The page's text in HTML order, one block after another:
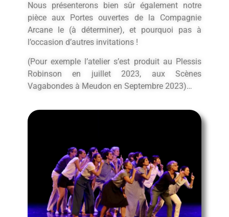
Nous présenterons bien sûr également notre
pièce aux Portes ouvertes de la Compagnie
Arcane le (à déterminer), et pourquoi pas à
l’occasion d’autres invitations !
(Pour exemple l’atelier s’est produit au Plessis
Robinson en juillet 2023, aux Scènes
Vagabondes à Meudon en Septembre 2023)…